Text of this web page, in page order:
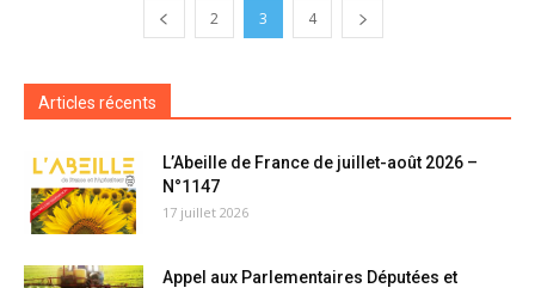
2 3 4
Articles récents
L’Abeille de France de juillet-août 2026 –
N°1147
17 juillet 2026
Appel aux Parlementaires Députées et